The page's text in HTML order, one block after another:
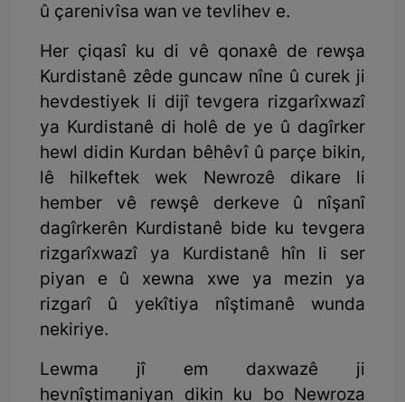
û çarenivîsa wan ve tevlihev e.
Her çiqasî ku di vê qonaxê de rewşa
Kurdistanê zêde guncaw nîne û curek ji
hevdestiyek li dijî tevgera rizgarîxwazî
ya Kurdistanê di holê de ye û dagîrker
hewl didin Kurdan bêhêvî û parçe bikin,
lê hilkeftek wek Newrozê dikare li
hember vê rewşê derkeve û nîşanî
dagîrkerên Kurdistanê bide ku tevgera
rizgarîxwazî ya Kurdistanê hîn li ser
piyan e û xewna xwe ya mezin ya
rizgarî û yekîtiya nîştimanê wunda
nekiriye.
Lewma jî em daxwazê ji
hevnîştimaniyan dikin ku bo Newroza